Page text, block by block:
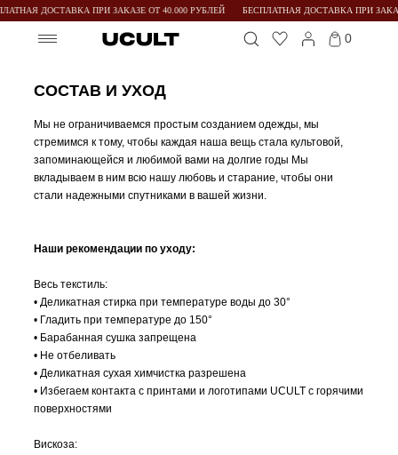
ДОСТАВКА ПРИ ЗАКАЗЕ ОТ 40.000 РУБЛЕЙ БЕСПЛАТНАЯ ДОСТАВКА ПРИ
0
СОСТАВ И УХОД
Мы не ограничиваемся простым созданием одежды, мы
стремимся к тому, чтобы каждая наша вещь стала культовой,
запоминающейся и любимой вами на долгие годы Мы
вкладываем в ним всю нашу любовь и старание, чтобы они
стали надежными спутниками в вашей жизни.
Наши рекомендации по уходу:
Весь текстиль:
• Деликатная стирка при температуре воды до 30°
• Гладить при температуре до 150°
• Барабанная сушка запрещена
• Не отбеливать
• Деликатная сухая химчистка разрешена
• Избегаем контакта с принтами и логотипами UCULT с горячими
поверхностями
Вискоза: